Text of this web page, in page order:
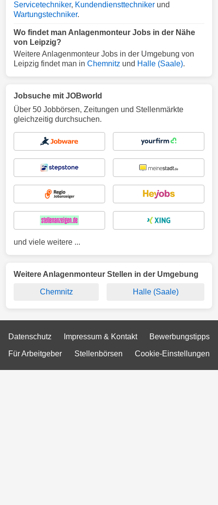
Servicetechniker, Kundendiensttechniker und
Wartungstechniker.
Wo findet man Anlagenmonteur Jobs in der Nähe
von Leipzig?
Weitere Anlagenmonteur Jobs in der Umgebung von
Leipzig findet man in Chemnitz und Halle (Saale).
Jobsuche mit JOBworld
Über 50 Jobbörsen, Zeitungen und Stellenmärkte
gleichzeitig durchsuchen.
und viele weitere ...
Weitere Anlagenmonteur Stellen in der Umgebung
Chemnitz Halle (Saale)
Datenschutz Impressum & Kontakt Bewerbungstipps
Für Arbeitgeber Stellenbörsen Cookie-Einstellungen